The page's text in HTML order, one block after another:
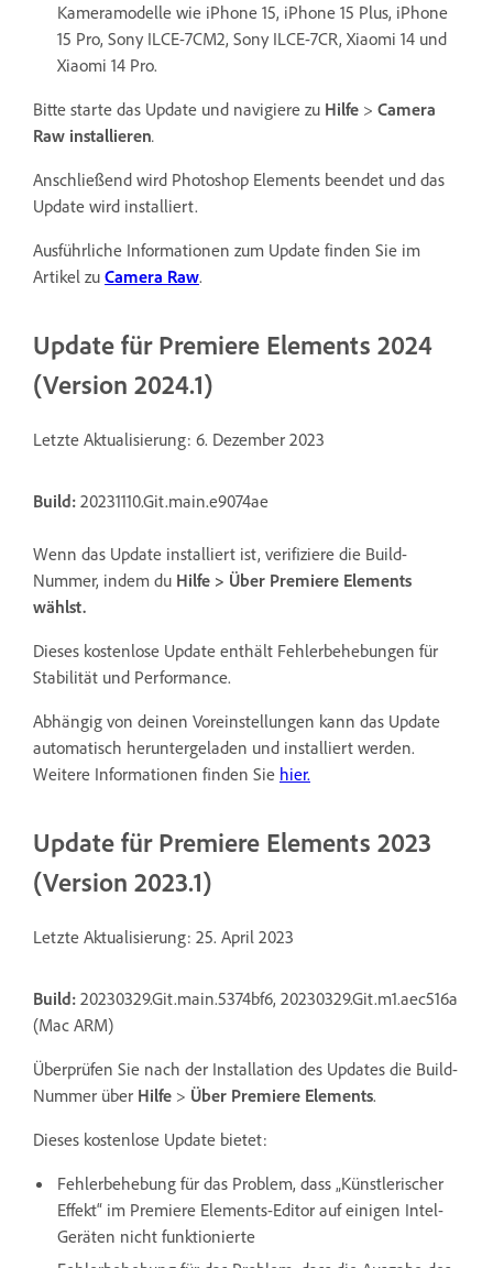
Kameramodelle wie iPhone 15, iPhone 15 Plus, iPhone
15 Pro, Sony ILCE-7CM2, Sony ILCE-7CR, Xiaomi 14 und
Xiaomi 14 Pro.
Bitte starte das Update und navigiere zu Hilfe > Camera
Raw installieren.
Anschließend wird Photoshop Elements beendet und das
Update wird installiert.
Ausführliche Informationen zum Update finden Sie im
Artikel zu Camera Raw.
Update für Premiere Elements 2024
(Version 2024.1)
Letzte Aktualisierung: 6. Dezember 2023
Build: 20231110.Git.main.e9074ae
Wenn das Update installiert ist, verifiziere die Build-
Nummer, indem du Hilfe > Über Premiere Elements
wählst.
Dieses kostenlose Update enthält Fehlerbehebungen für
Stabilität und Performance.
Abhängig von deinen Voreinstellungen kann das Update
automatisch heruntergeladen und installiert werden.
Weitere Informationen finden Sie hier.
Update für Premiere Elements 2023
(Version 2023.1)
Letzte Aktualisierung: 25. April 2023
Build: 20230329.Git.main.5374bf6, 20230329.Git.m1.aec516a
(Mac ARM)
Überprüfen Sie nach der Installation des Updates die Build-
Nummer über Hilfe > Über Premiere Elements.
Dieses kostenlose Update bietet:
Fehlerbehebung für das Problem, dass „Künstlerischer
Effekt“ im Premiere Elements-Editor auf einigen Intel-
Geräten nicht funktionierte